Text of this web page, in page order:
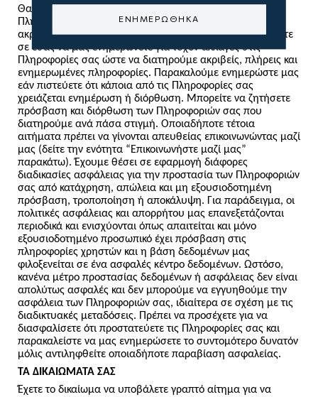
Θα λάβουμε εύλογα μέτρα για να διασφαλίσουμε ότι οι
Πληροφορίες σας που συλλέγουμε και διατηρούμε είναι
ακριβείς, πλήρεις και ενημερωμένες. Ωστόσο, βασιζόμαστε
σε εσάς να μας ενημερώνετε για τυχόν αλλαγές στις
Πληροφορίες σας ώστε να διατηρούμε ακριβείς, πλήρεις και
ενημερωμένες πληροφορίες. Παρακαλούμε ενημερώστε μας
εάν πιστεύετε ότι κάποια από τις Πληροφορίες σας
χρειάζεται ενημέρωση ή διόρθωση. Μπορείτε να ζητήσετε
πρόσβαση και διόρθωση των Πληροφοριών σας που
διατηρούμε ανά πάσα στιγμή. Οποιαδήποτε τέτοια
αιτήματα πρέπει να γίνονται απευθείας επικοινωνώντας μαζί
μας (δείτε την ενότητα “Επικοινωνήστε μαζί μας”
παρακάτω). Έχουμε θέσει σε εφαρμογή διάφορες
διαδικασίες ασφάλειας για την προστασία των Πληροφοριών
σας από κατάχρηση, απώλεια και μη εξουσιοδοτημένη
πρόσβαση, τροποποίηση ή αποκάλυψη. Για παράδειγμα, οι
πολιτικές ασφάλειας και απορρήτου μας επανεξετάζονται
περιοδικά και ενισχύονται όπως απαιτείται και μόνο
εξουσιοδοτημένο προσωπικό έχει πρόσβαση στις
πληροφορίες χρηστών και η βάση δεδομένων μας
φιλοξενείται σε ένα ασφαλές κέντρο δεδομένων. Ωστόσο,
κανένα μέτρο προστασίας δεδομένων ή ασφάλειας δεν είναι
απολύτως ασφαλές και δεν μπορούμε να εγγυηθούμε την
ασφάλεια των Πληροφοριών σας, ιδιαίτερα σε σχέση με τις
διαδικτυακές μεταδόσεις. Πρέπει να προσέχετε για να
διασφαλίσετε ότι προστατεύετε τις Πληροφορίες σας και
παρακαλείστε να μας ενημερώσετε το συντομότερο δυνατόν
μόλις αντιληφθείτε οποιαδήποτε παραβίαση ασφαλείας.
ΤΑ ΔΙΚΑΙΩΜΑΤΑ ΣΑΣ
Έχετε το δικαίωμα να υποβάλετε γραπτό αίτημα για να
ΕΝΗΜΕΡΩΘΗΚΑ